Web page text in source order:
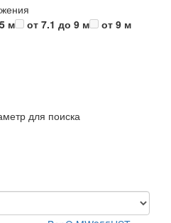
м от 7.1 до 9 м
от 9 м
для поиска